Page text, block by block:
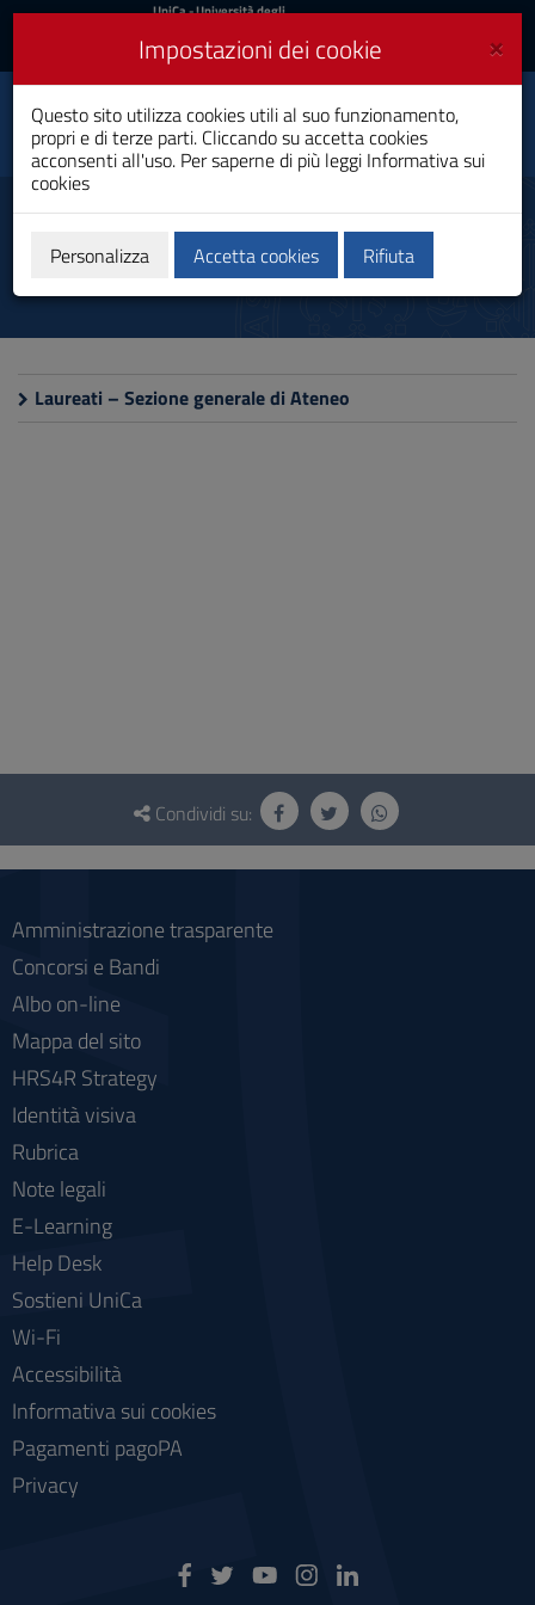
Vai
al
navigazione
sito
al
Footer
UniCa
Accedi
UniCa- Università degli
Accedi UniCA News
Toggle
navigation
Economia e Finanza
Laurea
Laureati
Laureati – Sezione generale di Ateneo
Questionario
social
Condividi su:
Amministrazione trasparente
Concorsi e Bandi
Albo on-line
Mappa del sito
HRS4R Strategy
Identità visiva
Rubrica
Note legali
E-Learning
Help Desk
Sostieni UniCa
Wi-Fi
Accessibilità
Informativa sui cookies
Pagamenti pagoPA
Privacy
×
Impostazioni dei cookie
Questo sito utilizza cookies utili al suo funzionamento,
propri e di terze parti. Cliccando su accetta cookies
acconsenti all'uso. Per saperne di più leggi Informativa sui
cookies
Personalizza Accetta cookies Rifiuta